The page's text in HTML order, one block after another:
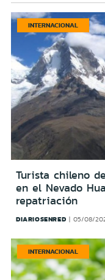
INTERNACIONAL
Turista chileno
en el Nevado
repatriación
DIARIOSENRED 05/08/
INTERNACIONAL